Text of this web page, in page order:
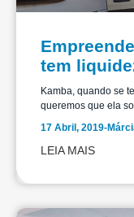
tem
Kamba, quando se
queremos que ela
17 Abril, 2019-
LEIA MAIS